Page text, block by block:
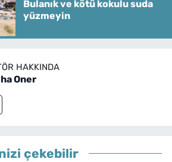
Bulanık ve kötü kokulu suda
yüzmeyin
HAKKINDA
Oner
çekebilir